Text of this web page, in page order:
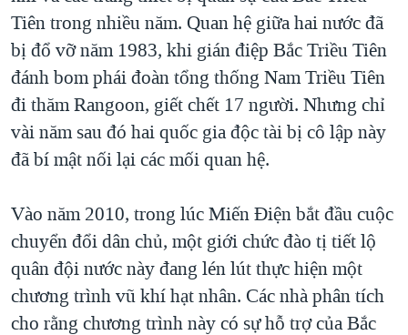
Tiên trong nhiều năm. Quan hệ giữa hai nước đã
bị đổ vỡ năm 1983, khi gián điệp Bắc Triều Tiên
đánh bom phái đoàn tổng thống Nam Triều Tiên
đi thăm Rangoon, giết chết 17 người. Nhưng chỉ
vài năm sau đó hai quốc gia độc tài bị cô lập này
đã bí mật nối lại các mối quan hệ.
Vào năm 2010, trong lúc Miến Điện bắt đầu cuộc
chuyển đổi dân chủ, một giới chức đào tị tiết lộ
quân đội nước này đang lén lút thực hiện một
chương trình vũ khí hạt nhân. Các nhà phân tích
cho rằng chương trình này có sự hỗ trợ của Bắc